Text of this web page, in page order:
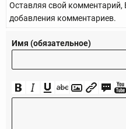
Оставляя свой комментарий,
добавления комментариев.
Имя (обязательное)